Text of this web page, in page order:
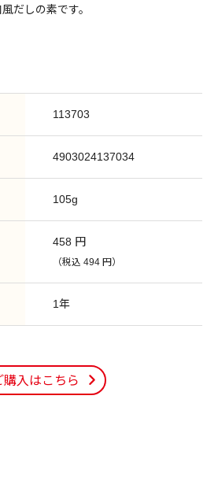
だしの素です。
113703
4903024137034
105g
458 円
（税込 494 円）
1年
購入はこちら